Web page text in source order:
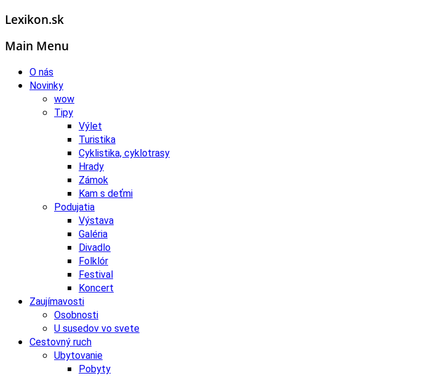
Lexikon.sk
Main Menu
O nás
Novinky
wow
Tipy
Výlet
Turistika
Cyklistika, cyklotrasy
Hrady
Zámok
Kam s deťmi
Podujatia
Výstava
Galéria
Divadlo
Folklór
Festival
Koncert
Zaujímavosti
Osobnosti
U susedov vo svete
Cestovný ruch
Ubytovanie
Pobyty